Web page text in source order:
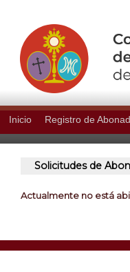
Inicio Registro de
Solicitudes de
Actualmente no está